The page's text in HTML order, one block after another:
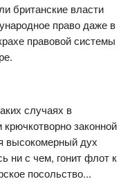
британские власти
право даже в
правовой системы
случаях в
законной
высокомерный дух
ни с чем, гонит флот к
посольство...